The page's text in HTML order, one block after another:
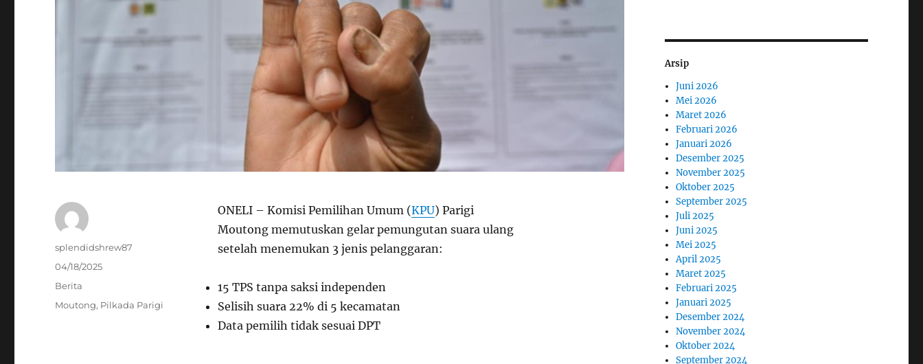
ONELI – Komisi Pemilihan Umum (KPU) Parigi
Moutong memutuskan gelar pemungutan suara ulang
setelah menemukan 3 jenis pelanggaran:
15 TPS tanpa saksi independen
Selisih suara 22% di 5 kecamatan
Data pemilih tidak sesuai DPT
Author
splendidshrew87
Posted
on
04/18/2025
Categories
Berita
Tags
Moutong, Pilkada Parigi
Arsip
Juni 2026
Mei 2026
Maret 2026
Februari 2026
Januari 2026
Desember 2025
November 2025
Oktober 2025
September 2025
Juli 2025
Juni 2025
Mei 2025
April 2025
Maret 2025
Februari 2025
Januari 2025
Desember 2024
November 2024
Oktober 2024
September 2024